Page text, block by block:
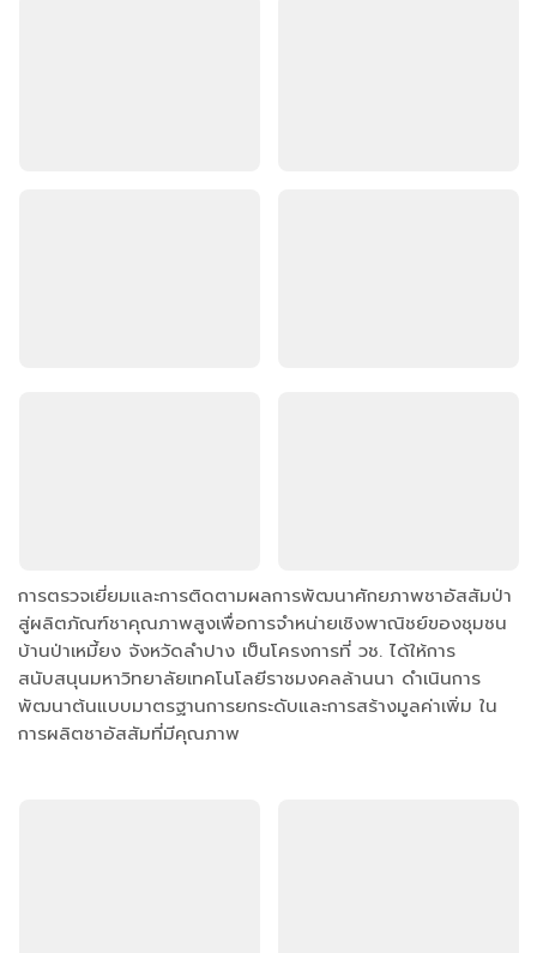
การตรวจเยี่ยมและการติดตามผลการพัฒนาศักยภาพชาอัสสัมป่า
สู่ผลิตภัณฑ์ชาคุณภาพสูงเพื่อการจำหน่ายเชิงพาณิชย์ของชุมชน
บ้านป่าเหมี้ยง จังหวัดลำปาง เป็นโครงการที่ วช. ได้ให้การ
สนับสนุนมหาวิทยาลัยเทคโนโลยีราชมงคลล้านนา ดำเนินการ
พัฒนาต้นแบบมาตรฐานการยกระดับและการสร้างมูลค่าเพิ่ม ใน
การผลิตชาอัสสัมที่มีคุณภาพ